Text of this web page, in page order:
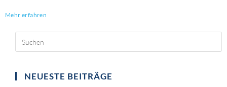
Mehr erfahren
NEUESTE BEITRÄGE